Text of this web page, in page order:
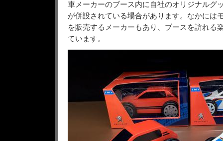
車メーカーのブース内に自社のオリジナルグ
が併設されている場合があります。なかには
を販売するメーカーもあり、ブースを訪れる
ています。